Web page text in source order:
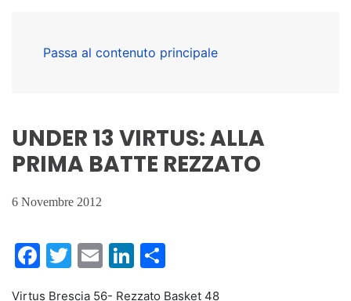
Passa al contenuto principale
UNDER 13 VIRTUS: ALLA
PRIMA BATTE REZZATO
6 Novembre 2012
Facebook
Twitter
EmailLinkedIn
Virtus Brescia 56- Rezzato Basket 48